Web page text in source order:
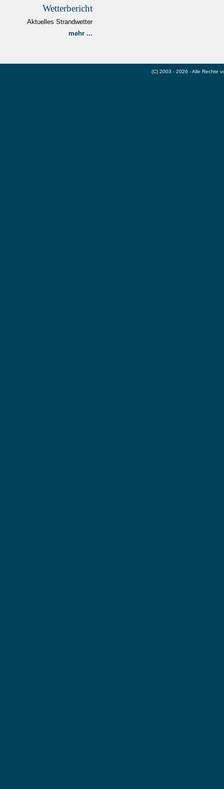
Wetterbericht
Aktuelles Strandwetter
mehr ...
(C) 2003 - 2026 - Alle Rechte